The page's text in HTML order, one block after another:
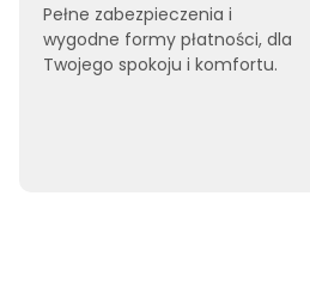
Pełne zabezpieczenia i
wygodne formy płatności, dla
Twojego spokoju i komfortu.